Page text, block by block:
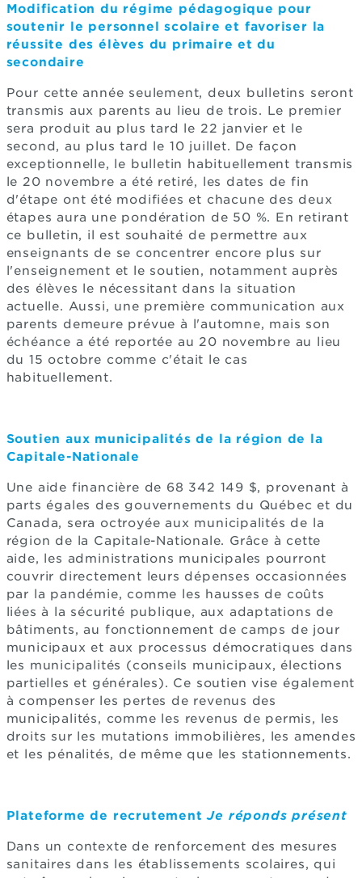
Modification du régime pédagogique pour
soutenir le personnel scolaire et favoriser la
réussite des élèves du primaire et du
secondaire
Pour cette année seulement, deux bulletins seront
transmis aux parents au lieu de trois. Le premier
sera produit au plus tard le 22 janvier et le
second, au plus tard le 10 juillet. De façon
exceptionnelle, le bulletin habituellement transmis
le 20 novembre a été retiré, les dates de fin
d'étape ont été modifiées et chacune des deux
étapes aura une pondération de 50 %. En retirant
ce bulletin, il est souhaité de permettre aux
enseignants de se concentrer encore plus sur
l'enseignement et le soutien, notamment auprès
des élèves le nécessitant dans la situation
actuelle. Aussi, une première communication aux
parents demeure prévue à l'automne, mais son
échéance a été reportée au 20 novembre au lieu
du 15 octobre comme c'était le cas
habituellement.
Soutien aux municipalités de la région de la
Capitale-Nationale
Une aide financière de 68 342 149 $, provenant à
parts égales des gouvernements du Québec et du
Canada, sera octroyée aux municipalités de la
région de la Capitale-Nationale. Grâce à cette
aide, les administrations municipales pourront
couvrir directement leurs dépenses occasionnées
par la pandémie, comme les hausses de coûts
liées à la sécurité publique, aux adaptations de
bâtiments, au fonctionnement de camps de jour
municipaux et aux processus démocratiques dans
les municipalités (conseils municipaux, élections
partielles et générales). Ce soutien vise également
à compenser les pertes de revenus des
municipalités, comme les revenus de permis, les
droits sur les mutations immobilières, les amendes
et les pénalités, de même que les stationnements.
Plateforme de recrutementJe réponds présent
Dans un contexte de renforcement des mesures
sanitaires dans les établissements scolaires, qui